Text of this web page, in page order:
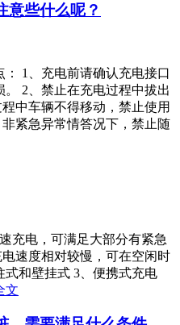
意些什么呢？
1、充电前请确认充电接口
2、禁止在充电过程中拔出
中车辆不得移动，禁止使用
紧急异常情答况下，禁止随
充电，可满足大部分有紧急
速度相对较慢，可在空闲时
和壁挂式 3、便携式充电
文